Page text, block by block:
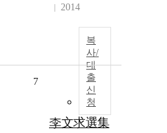
2014
복
사/
대
출
신
청
7
李文求選集